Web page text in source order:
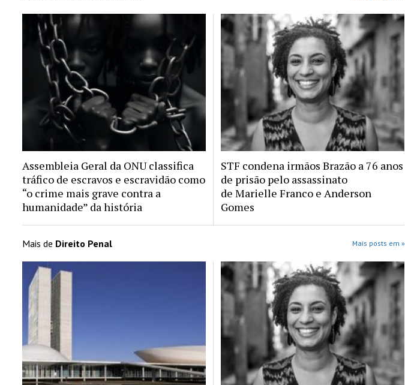
Assembleia Geral da ONU classifica
tráfico de escravos e escravidão como
“o crime mais grave contra a
humanidade” da história
STF condena irmãos Brazão a 76 anos
de prisão pelo assassinato
de Marielle Franco e Anderson
Gomes
Mais de Direito Penal Mais posts em »